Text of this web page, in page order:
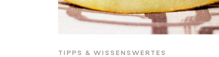
TIPPS & WISSENSWERTES